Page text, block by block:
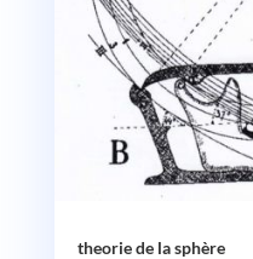
theorie de la sphère